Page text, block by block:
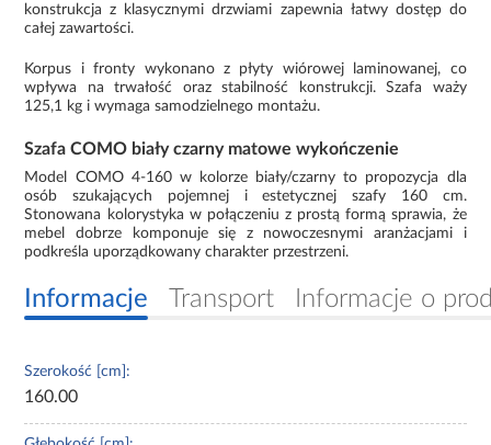
konstrukcja z klasycznymi drzwiami zapewnia łatwy dostęp do
całej zawartości.
Korpus i fronty wykonano z płyty wiórowej laminowanej, co
wpływa na trwałość oraz stabilność konstrukcji. Szafa waży
125,1 kg i wymaga samodzielnego montażu.
Szafa COMO biały czarny matowe wykończenie
Model COMO 4-160 w kolorze biały/czarny to propozycja dla
osób szukających pojemnej i estetycznej szafy 160 cm.
Stonowana kolorystyka w połączeniu z prostą formą sprawia, że
mebel dobrze komponuje się z nowoczesnymi aranżacjami i
podkreśla uporządkowany charakter przestrzeni.
Informacje Transport Informacje o
Szerokość [cm]:
160.00